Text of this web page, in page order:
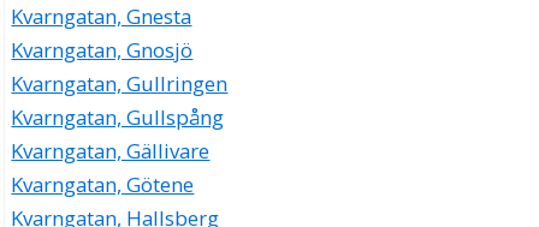
Kvarngatan, Gnesta
Kvarngatan, Gnosjö
Kvarngatan, Gullringen
Kvarngatan, Gullspång
Kvarngatan, Gällivare
Kvarngatan, Götene
Kvarngatan, Hallsberg